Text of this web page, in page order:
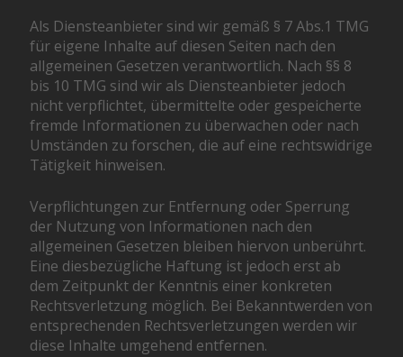
Als Diensteanbieter sind wir gemäß § 7 Abs.1 TMG
für eigene Inhalte auf diesen Seiten nach den
allgemeinen Gesetzen verantwortlich. Nach §§ 8
bis 10 TMG sind wir als Diensteanbieter jedoch
nicht verpflichtet, übermittelte oder gespeicherte
fremde Informationen zu überwachen oder nach
Umständen zu forschen, die auf eine rechtswidrige
Tätigkeit hinweisen.
Verpflichtungen zur Entfernung oder Sperrung
der Nutzung von Informationen nach den
allgemeinen Gesetzen bleiben hiervon unberührt.
Eine diesbezügliche Haftung ist jedoch erst ab
dem Zeitpunkt der Kenntnis einer konkreten
Rechtsverletzung möglich. Bei Bekanntwerden von
entsprechenden Rechtsverletzungen werden wir
diese Inhalte umgehend entfernen.